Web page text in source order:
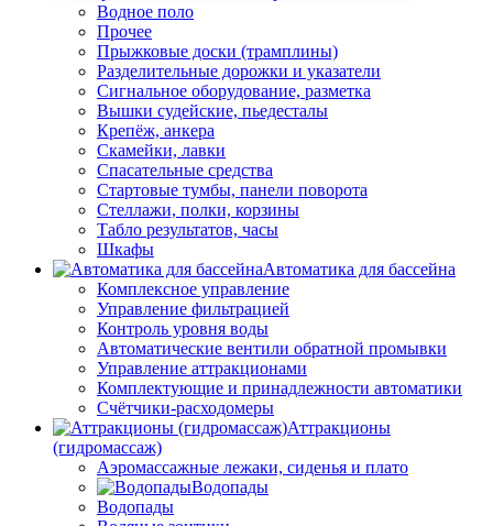
Водное поло
Прочее
Прыжковые доски (трамплины)
Разделительные дорожки и указатели
Cигнальное оборудование, разметка
Вышки судейские, пьедесталы
Крепёж, анкера
Скамейки, лавки
Спасательные средства
Стартовые тумбы, панели поворота
Стеллажи, полки, корзины
Табло результатов, часы
Шкафы
Автоматика для бассейна
Комплексное управление
Управление фильтрацией
Контроль уровня воды
Автоматические вентили обратной промывки
Управление аттракционами
Комплектующие и принадлежности автоматики
Счётчики-расходомеры
Аттракционы
(гидромассаж)
Аэромассажные лежаки, сиденья и плато
Водопады
Водопады